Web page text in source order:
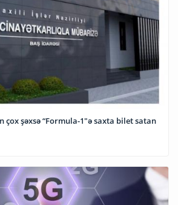
çox şəxsə “Formula-1"ə saxta bilet satan